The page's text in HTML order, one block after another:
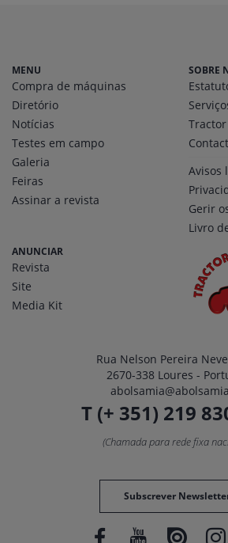
MENU
Compra de máquinas
Diretório
Notícias
Testes em campo
Galeria
Feiras
Assinar a revista
SOBRE
Avisos
Gerir
Livro
ANUNCIAR
Revista
Site
Media Kit
Rua Nelson Pereira
2670-338 Loures -
T (+ 351) 219
(Chamada para rede fixa
Subscrever